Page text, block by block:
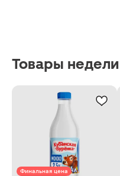
Товары недели
Финальная цена